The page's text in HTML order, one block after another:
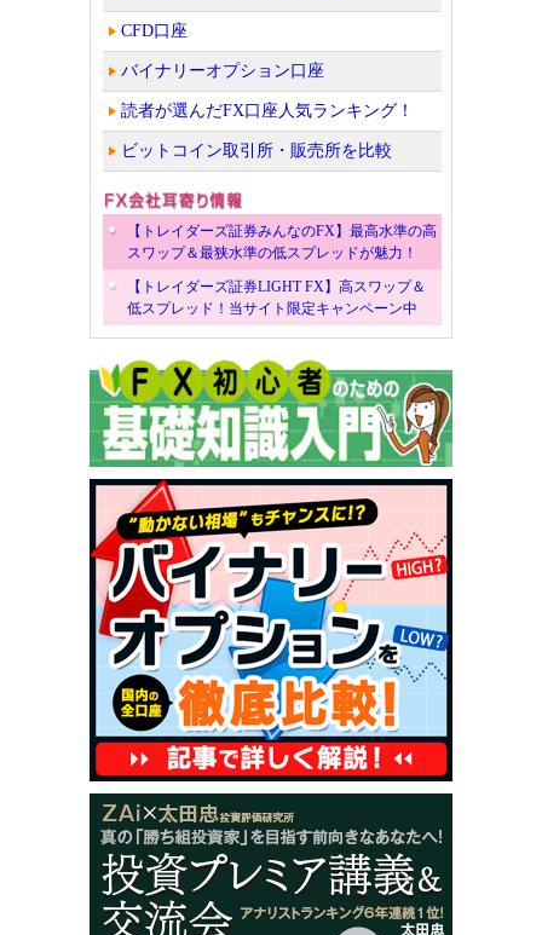
CFD口座
バイナリーオプション口座
読者が選んだFX口座人気ランキング！
ビットコイン取引所・販売所を比較
【トレイダーズ証券みんなのFX】最高水準の高
スワップ＆最狭水準の低スプレッドが魅力！
【トレイダーズ証券LIGHT FX】高スワップ＆
低スプレッド！当サイト限定キャンペーン中